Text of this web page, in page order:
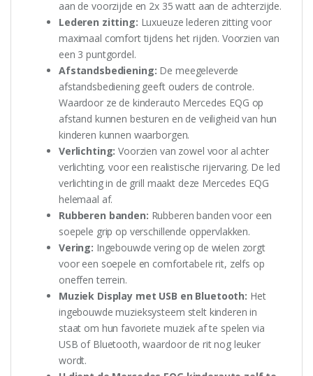
aan de voorzijde en 2x 35 watt aan de achterzijde.
Lederen zitting: Luxueuze lederen zitting voor
maximaal comfort tijdens het rijden. Voorzien van
een 3 puntgordel.
Afstandsbediening: De meegeleverde
afstandsbediening geeft ouders de controle.
Waardoor ze de kinderauto Mercedes EQG op
afstand kunnen besturen en de veiligheid van hun
kinderen kunnen waarborgen.
Verlichting: Voorzien van zowel voor al achter
verlichting, voor een realistische rijervaring. De led
verlichting in de grill maakt deze Mercedes EQG
helemaal af.
Rubberen banden: Rubberen banden voor een
soepele grip op verschillende oppervlakken.
Vering: Ingebouwde vering op de wielen zorgt
voor een soepele en comfortabele rit, zelfs op
oneffen terrein.
Muziek Display met USB en Bluetooth: Het
ingebouwde muzieksysteem stelt kinderen in
staat om hun favoriete muziek af te spelen via
USB of Bluetooth, waardoor de rit nog leuker
wordt.